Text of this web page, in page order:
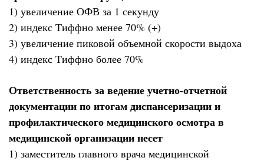
1) увеличение ОФВ за 1 секунду
2) индекс Тиффно менее 70% (+)
3) увеличение пиковой объемной скорости выдоха
4) индекс Тиффно более 70%
Ответственность за ведение учетно-отчетной
документации по итогам диспансеризации и
профилактического медицинского осмотра в
медицинской организации несет
1) заместитель главного врача медицинской